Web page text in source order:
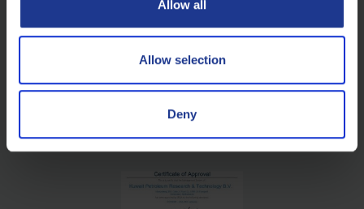
Allow all
Allow selection
Deny
Q8RESEARCH
KUWAIT PETROLEUM INTERNATIONAL